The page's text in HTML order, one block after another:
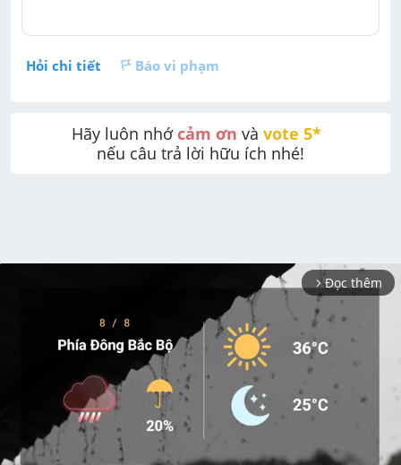
Hỏi chi tiết Báo vi phạm
Hãy luôn nhớ cảm ơn và vote 5*
nếu câu trả lời hữu ích nhé!
arrow_forward_ios Đọc thêm